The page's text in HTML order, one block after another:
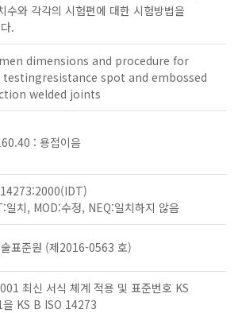
수와 각각의 시험편에 대한 시험방법을
.
dimensions and procedure for
testingresistance spot and embossed
welded joints
: 용접이음
치, MOD:수정, NEQ:일치하지 않음
표준원 (제2016-0563 호)
최신 서식 체계 적용 및 표준번호 KS
KS B ISO 14273